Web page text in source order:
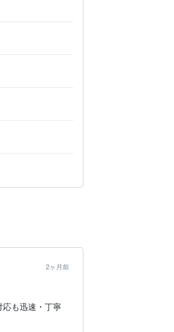
2ヶ月前
も迅速・丁寧